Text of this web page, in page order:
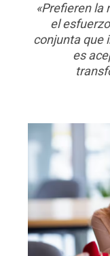
«Prefieren la
el
conjunta que
es